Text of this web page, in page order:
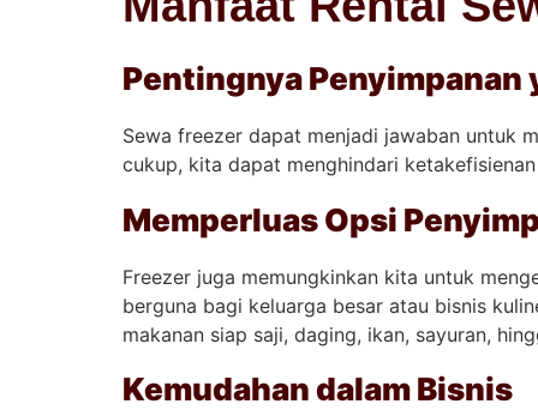
Pentingnya Penyimpanan
Sewa freezer dapat menjadi jawaban untuk
cukup, kita dapat menghindari
Memperluas Opsi
Freezer juga memungkinkan kita untuk
berguna bagi keluarga besar atau bisnis
makanan siap saji, daging, ikan, sayuran,
Kemudahan dalam Bisnis